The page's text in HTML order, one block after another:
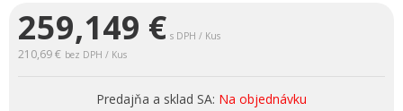
259,149 € s DPH / Kus
210,69 € bez DPH / Kus
Predajňa a sklad SA: Na objednávku